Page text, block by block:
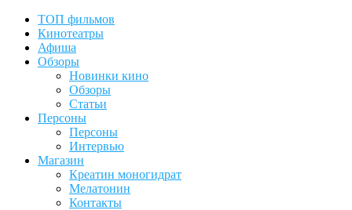
ТОП фильмов
Кинотеатры
Афиша
Обзоры
Новинки кино
Обзоры
Статьи
Персоны
Персоны
Интервью
Магазин
Креатин моногидрат
Мелатонин
Контакты